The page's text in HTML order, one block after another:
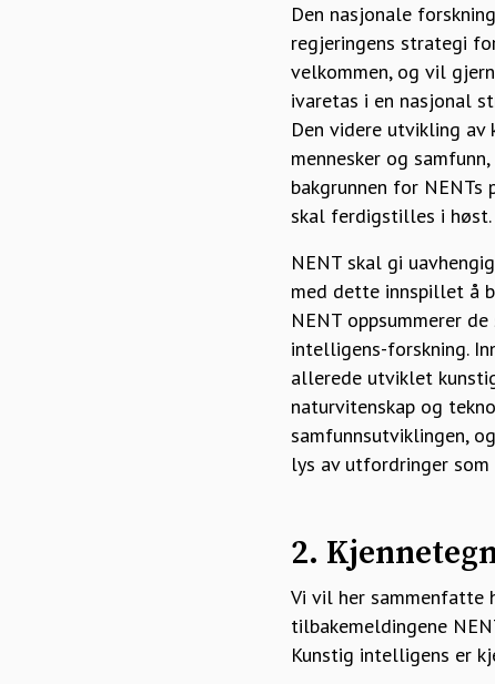
Den nasjonale
regjeringens strategi
velkommen, og vil
ivaretas i en nasjonal
Den videre utvikling
mennesker og
bakgrunnen for NENTs
skal ferdigstilles i høst.
NENT skal gi
med dette innspillet å
NENT oppsummerer
intelligens-forskning.
allerede utviklet
naturvitenskap og
samfunnsutviklingen,
lys av utfordringer som
2.
Vi vil her sammenfatte
tilbakemeldingene
Kunstig intelligens er